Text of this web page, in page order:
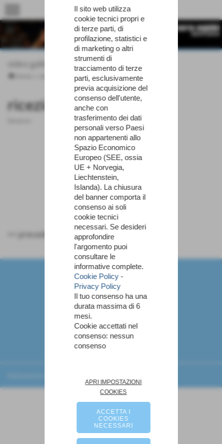
menu
video gallery
>Generici
ricezione libero cina
<< precedente
Marco Angiolini - Allenatore di Pallavolo
via fiume 29 - San miniato (Pisa)
P.I. NGLMRC74R21G843P
Tel. 0587 704012
angiolinimarco@gmail.com
Links
Privacy Policy
Il sito web utilizza
cookie tecnici propri e
di terze parti, di
profilazione, statistici e
di marketing o altri
strumenti di
tracciamento di terze
parti, esclusivamente
previa acquisizione del
consenso dell'utente,
anche con
trasferimento dei dati
personali verso Paesi
non appartenenti allo
Spazio Economico
Europeo (SEE, ossia
UE + Norvegia,
Liechtenstein,
Islanda). La chiusura
del banner comporta il
consenso ai soli
cookie tecnici
necessari. Se desideri
approfondire
l'argomento puoi
consultare le
informative complete.
Cookie Policy-
Privacy Policy
Il tuo consenso ha una
durata massima di 6
mesi.
Cookie accettati nel
consenso: nessun
consenso
APRI IMPOSTAZIONI
COOKIES
ACCETTA I
COOKIES
NECESSARI